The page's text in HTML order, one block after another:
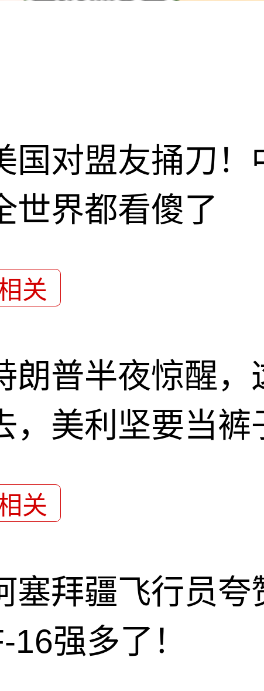
国对盟友捅刀！
世界都看傻了
关
朗普半夜惊醒，
，美利坚要当裤
关
塞拜疆飞行员夸
16强多了！